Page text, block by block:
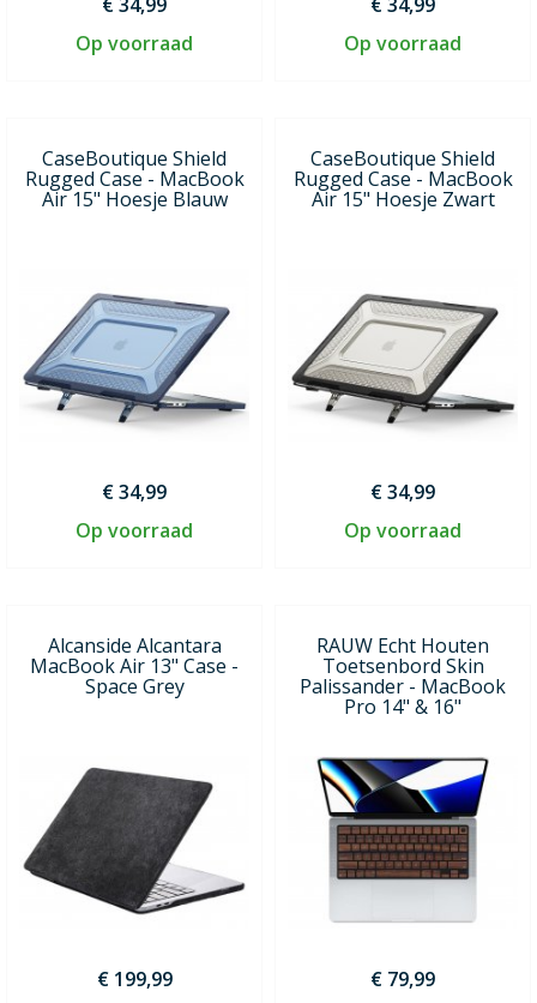
Op voorraad
Op voorraad
CaseBoutique Shield
Rugged Case - MacBook
Air 15" Hoesje Blauw
€ 34,99
Op voorraad
CaseBoutique Shield
Rugged Case - MacBook
Air 15" Hoesje Zwart
€ 34,99
Op voorraad
Alcanside Alcantara
MacBook Air 13" Case -
Space Grey
€ 199,99
RAUW Echt Houten
Toetsenbord Skin
Palissander - MacBook
Pro 14" & 16"
€ 79,99